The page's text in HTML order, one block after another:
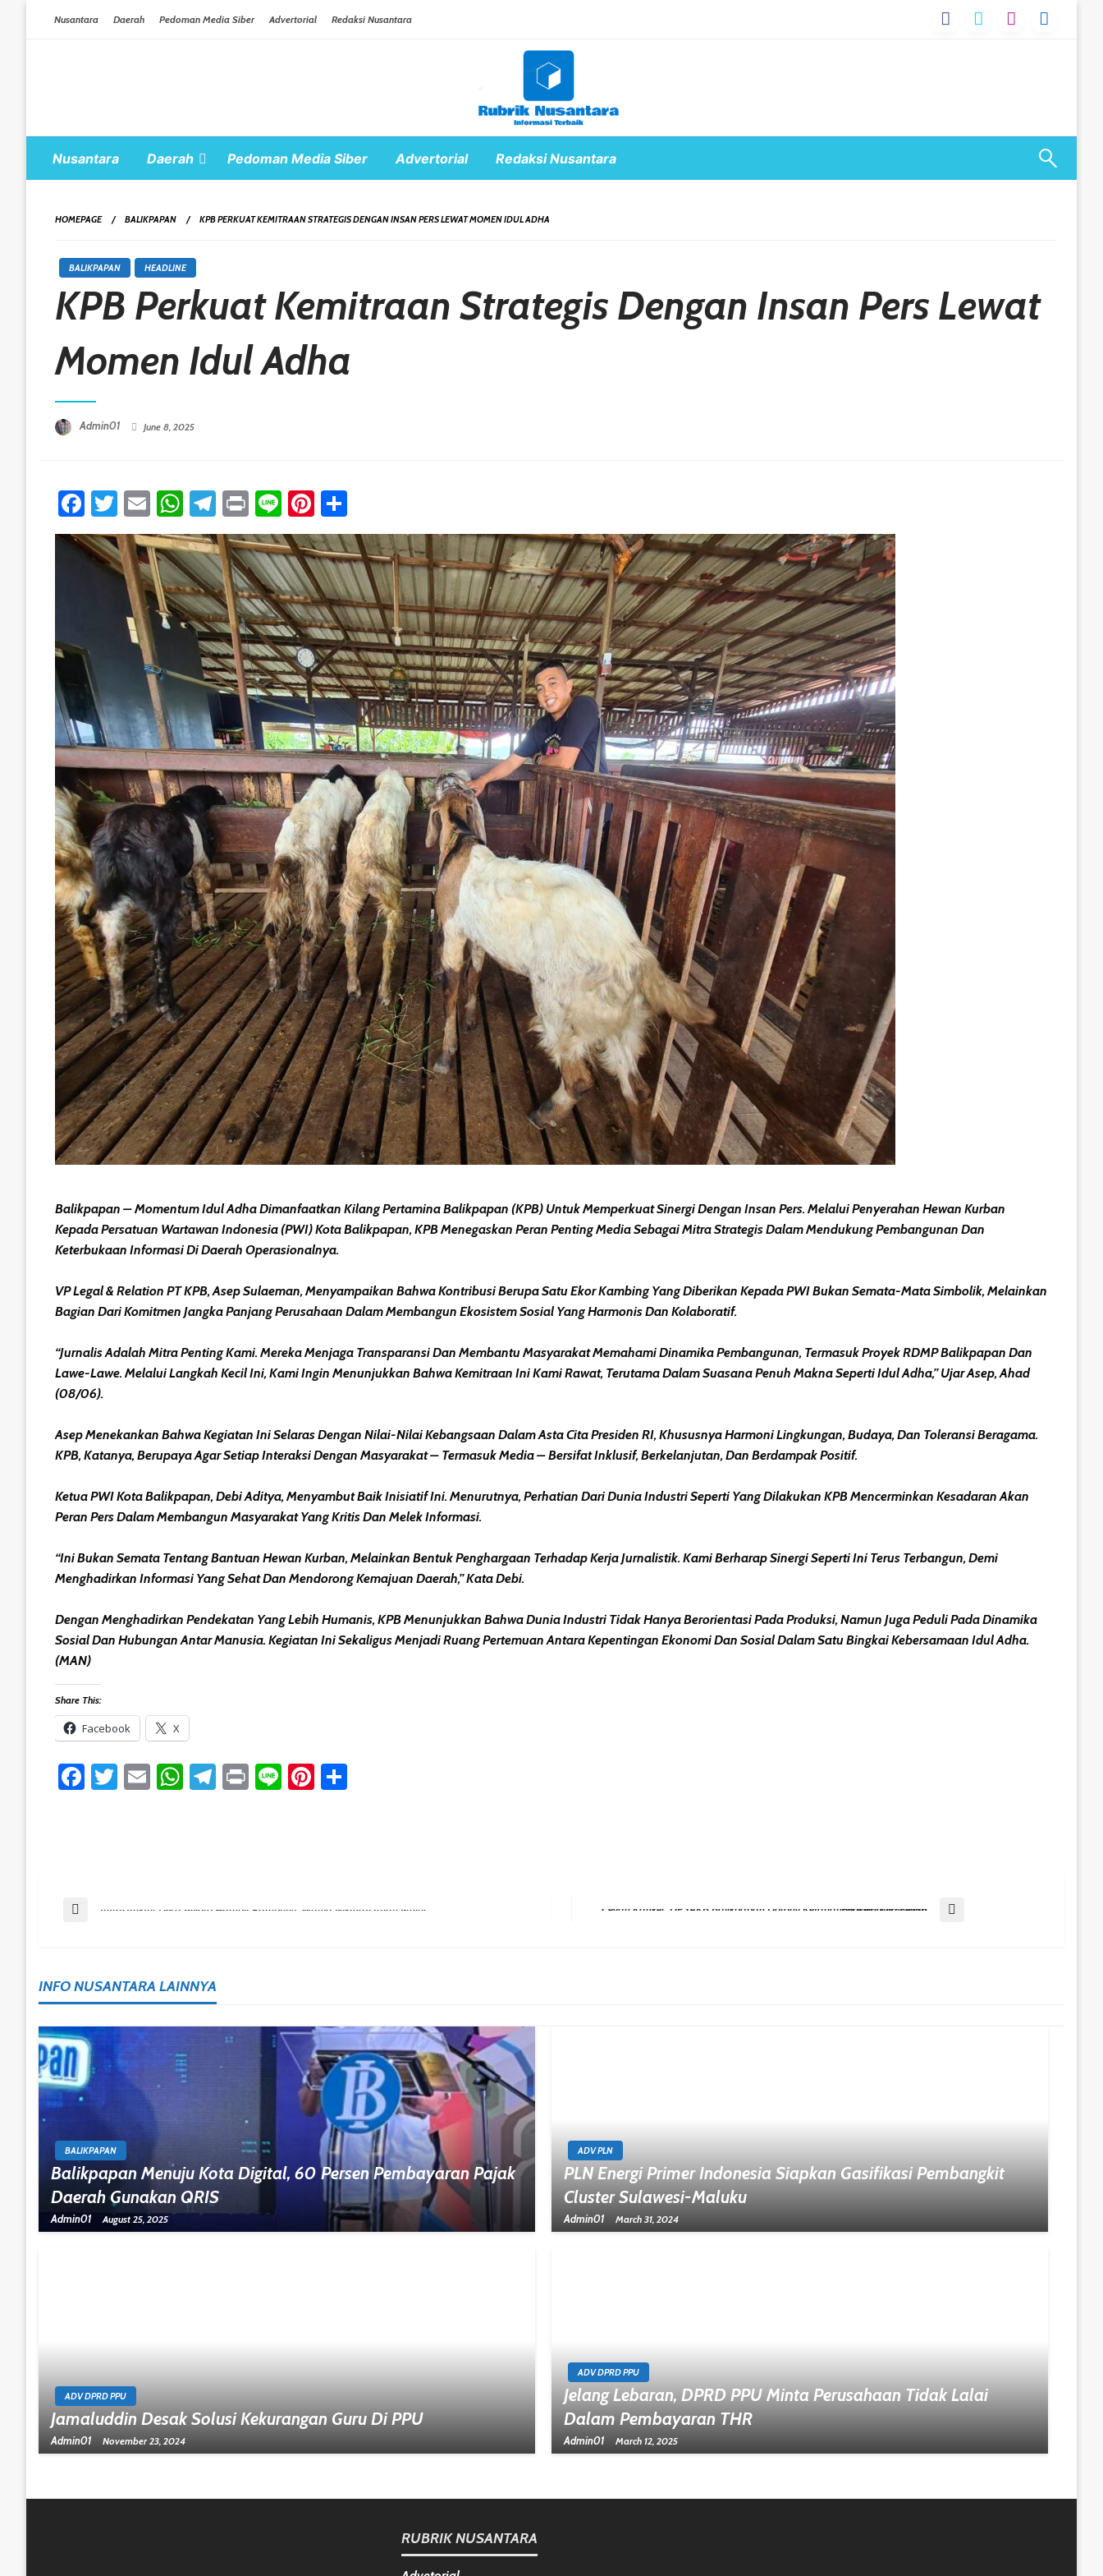
Nusantara Daerah Pedoman Media Siber Advertorial Redaksi Nusantara
Nusantara Daerah Pedoman Media Siber Advertorial Redaksi Nusantara
HOMEPAGE BALIKPAPAN KPB PERKUAT KEMITRAAN STRATEGIS DENGAN INSAN PERS LEWAT MOMEN IDUL ADHA
BALIKPAPAN HEADLINE
KPB Perkuat Kemitraan Strategis Dengan Insan Pers Lewat
Momen Idul Adha
Admin01 June 8, 2025
Facebook
Twitter
EmailWhatsApp
Telegram
PrintLinePinterest
Balikpapan – Momentum Idul Adha Dimanfaatkan Kilang Pertamina Balikpapan (KPB) Untuk Memperkuat Sinergi Dengan Insan Pers. Melalui Penyerahan Hewan Kurban
Kepada Persatuan Wartawan Indonesia (PWI) Kota Balikpapan, KPB Menegaskan Peran Penting Media Sebagai Mitra Strategis Dalam Mendukung Pembangunan Dan
Keterbukaan Informasi Di Daerah Operasionalnya.
VP Legal & Relation PT KPB, Asep Sulaeman, Menyampaikan Bahwa Kontribusi Berupa Satu Ekor Kambing Yang Diberikan Kepada PWI Bukan Semata-Mata Simbolik, Melainkan
Bagian Dari Komitmen Jangka Panjang Perusahaan Dalam Membangun Ekosistem Sosial Yang Harmonis Dan Kolaboratif.
“Jurnalis Adalah Mitra Penting Kami. Mereka Menjaga Transparansi Dan Membantu Masyarakat Memahami Dinamika Pembangunan, Termasuk Proyek RDMP Balikpapan Dan
Lawe-Lawe. Melalui Langkah Kecil Ini, Kami Ingin Menunjukkan Bahwa Kemitraan Ini Kami Rawat, Terutama Dalam Suasana Penuh Makna Seperti Idul Adha,” Ujar Asep, Ahad
(08/06).
Asep Menekankan Bahwa Kegiatan Ini Selaras Dengan Nilai-Nilai Kebangsaan Dalam Asta Cita Presiden RI, Khususnya Harmoni Lingkungan, Budaya, Dan Toleransi Beragama.
KPB, Katanya, Berupaya Agar Setiap Interaksi Dengan Masyarakat – Termasuk Media – Bersifat Inklusif, Berkelanjutan, Dan Berdampak Positif.
Ketua PWI Kota Balikpapan, Debi Aditya, Menyambut Baik Inisiatif Ini. Menurutnya, Perhatian Dari Dunia Industri Seperti Yang Dilakukan KPB Mencerminkan Kesadaran Akan
Peran Pers Dalam Membangun Masyarakat Yang Kritis Dan Melek Informasi.
“Ini Bukan Semata Tentang Bantuan Hewan Kurban, Melainkan Bentuk Penghargaan Terhadap Kerja Jurnalistik. Kami Berharap Sinergi Seperti Ini Terus Terbangun, Demi
Menghadirkan Informasi Yang Sehat Dan Mendorong Kemajuan Daerah,” Kata Debi.
Dengan Menghadirkan Pendekatan Yang Lebih Humanis, KPB Menunjukkan Bahwa Dunia Industri Tidak Hanya Berorientasi Pada Produksi, Namun Juga Peduli Pada Dinamika
Sosial Dan Hubungan Antar Manusia. Kegiatan Ini Sekaligus Menjadi Ruang Pertemuan Antara Kepentingan Ekonomi Dan Sosial Dalam Satu Bingkai Kebersamaan Idul Adha.
(MAN)
Share This:
Facebook X
Facebook
Twitter
EmailWhatsApp
Telegram
PrintLinePinterest
Post
Previous Post Infrastruktur Desa Beloro Hampir Rampung, Warga Nikmati Jalan Mulus Next Post Cegah Kanker, DP3AKB Balikpapan Dorong Ketahanan Keluarga Lewat Edukasi Kesehatan
INFO NUSANTARA LAINNYA
BALIKPAPAN
Balikpapan Menuju Kota Digital, 60 Persen Pembayaran Pajak
Daerah Gunakan QRIS
Admin01 August 25, 2025
ADV PLN
PLN Energi Primer Indonesia Siapkan Gasifikasi Pembangkit
Cluster Sulawesi-Maluku
Admin01 March 31, 2024
ADV DPRD PPU
Jamaluddin Desak Solusi Kekurangan Guru Di PPU
Admin01 November 23, 2024
ADV DPRD PPU
Jelang Lebaran, DPRD PPU Minta Perusahaan Tidak Lalai
Dalam Pembayaran THR
Admin01 March 12, 2025
RUBRIK NUSANTARA